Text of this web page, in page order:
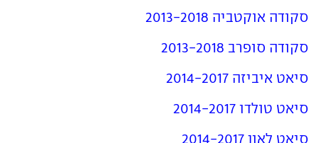
סקודה אוקטביה 2013-2018
סקודה סופרב 2013-2018
סיאט איביזה 2014-2017
סיאט טולדו 2014-2017
סיאט לאון 2014-2017